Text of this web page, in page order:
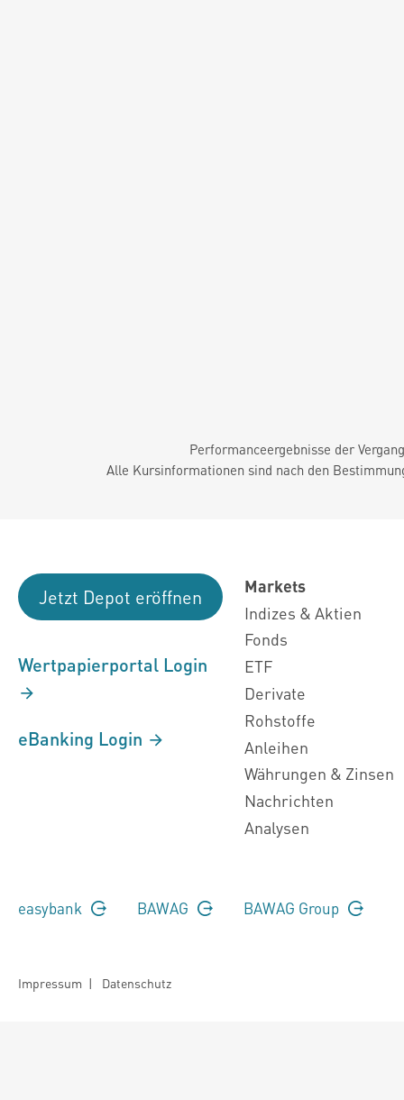
Performanceergebnisse der
Alle Kursinformationen sind nach den
Jetzt Depot eröffnen
Wertpapierportal Login
eBanking Login
Markets
Indizes & Aktien
Fonds
ETF
Derivate
Rohstoffe
Anleihen
Währungen & Zinsen
Nachrichten
Analysen
easybank BAWAG BAWAG Group
Impressum | Datenschutz